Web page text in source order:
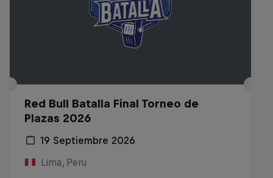
Red Bull Batalla Final Torneo de
Plazas 2026
19 Septiembre 2026
Lima, Peru